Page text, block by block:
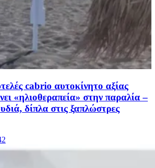
cabrio αυτοκίνητο αξίας
«ηλιοθεραπεία» στην παραλία –
δίπλα στις ξαπλώστρες